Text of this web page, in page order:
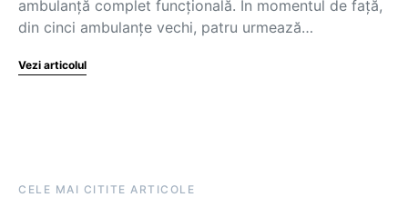
ambulanță complet funcțională. În momentul de față,
din cinci ambulanțe vechi, patru urmează…
Vezi articolul
CELE MAI CITITE ARTICOLE